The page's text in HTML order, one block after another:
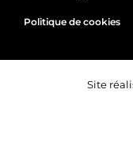
Politique de cookies
Site